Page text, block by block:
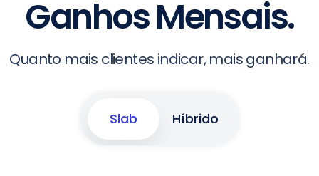
Ganhos Mensais.
Quanto mais clientes indicar, mais ganhará.
Slab Híbrido